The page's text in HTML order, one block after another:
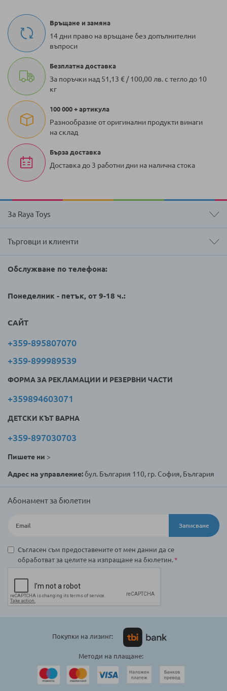
Връщане и замяна
14 дни право на връщане без допълнителни
въпроси
Безплатна доставка
За поръчки над 51,13 € / 100,00 лв. с тегло до 10
кг
100 000 + артикула
Разнообразие от оригинални продукти винаги
на склад
Бърза доставка
Доставка до 3 работни дни на налична стока
За Raya Toys
Търговци и клиенти
Обслужване по телефона:
Понеделник - петък, от 9-18 ч.:
САЙТ
+359-895807070
+359-899989539
ФОРМА ЗА РЕКЛАМАЦИИ И РЕЗЕРВНИ ЧАСТИ
+359894603071
ДЕТСКИ КЪТ ВАРНА
+359-897030703
Пишете ни >
Адрес на управление:бул. България 110, гр. София, България
Абонамент за бюлетин
Записване
Съгласен съм предоставените от мен данни да се
обработват за целите на изпращане на бюлетин.
Покупки на лизинг:
Методи на плащане: